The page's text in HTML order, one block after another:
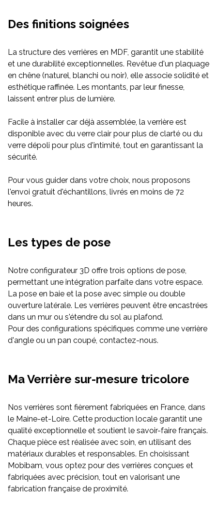
Des finitions soignées
La structure des verrières en MDF, garantit une stabilité
et une durabilité exceptionnelles. Revêtue d'un plaquage
en chêne (naturel, blanchi ou noir), elle associe solidité et
esthétique raffinée. Les montants, par leur finesse,
laissent entrer plus de lumière.
Facile à installer car déjà assemblée, la verrière est
disponible avec du verre clair pour plus de clarté ou du
verre dépoli pour plus d'intimité, tout en garantissant la
sécurité.
Pour vous guider dans votre choix, nous proposons
l'envoi gratuit d'échantillons, livrés en moins de 72
heures.
Les types de pose
Notre configurateur 3D offre trois options de pose,
permettant une intégration parfaite dans votre espace.
La pose en baie et la pose avec simple ou double
ouverture latérale. Les verrières peuvent être encastrées
dans un mur ou s'étendre du sol au plafond.
Pour des configurations spécifiques comme une verrière
d'angle ou un pan coupé, contactez-nous.
Ma Verrière sur-mesure tricolore
Nos verrières sont fièrement fabriquées en France, dans
le Maine-et-Loire. Cette production locale garantit une
qualité exceptionnelle et soutient le savoir-faire français.
Chaque pièce est réalisée avec soin, en utilisant des
matériaux durables et responsables. En choisissant
Mobibam, vous optez pour des verrières conçues et
fabriquées avec précision, tout en valorisant une
fabrication française de proximité.